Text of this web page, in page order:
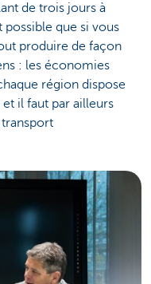
de trois jours à
possible que si vous
produire de façon
: les économies
région dispose
il faut par ailleurs